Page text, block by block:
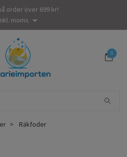
order över 699 kr!
moms
0
Räkfoder